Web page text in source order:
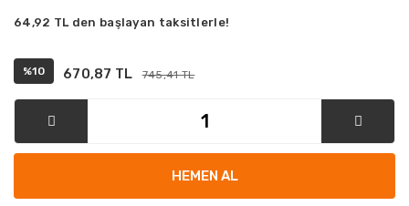
64,92 TL den başlayan taksitlerle!
%10 670,87 TL 745,41 TL
HEMEN AL